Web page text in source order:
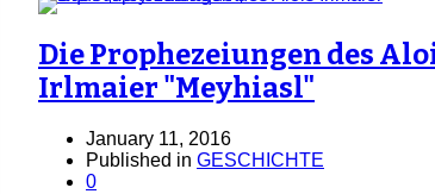
Die Prophezeiungen des
Irlmaier "Meyhiasl"
January 11, 2016
Published in GESCHICHTE
0